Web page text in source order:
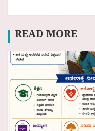
READ MORE